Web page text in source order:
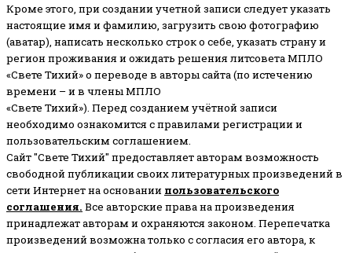
Кроме этого, при создании учетной записи следует указать
настоящие имя и фамилию, загрузить свою фотографию
(аватар), написать несколько строк о себе, указать страну и
регион проживания и ожидать решения литсовета МПЛО
«Свете Тихий» о переводе в авторы сайта (по истечению
времени – и в члены МПЛО
«Свете Тихий»). Перед созданием учётной записи
необходимо ознакомится с правилами регистрации и
пользовательским соглашением.
Сайт "Свете Тихий" предоставляет авторам возможность
свободной публикации своих литературных произведений в
сети Интернет на основании пользовательского
соглашения. Все авторские права на произведения
принадлежат авторам и охраняются законом. Перепечатка
произведений возможна только с согласия его автора, к